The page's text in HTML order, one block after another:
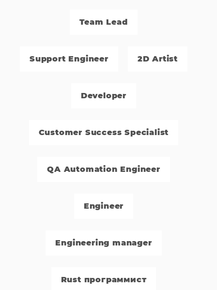
Team Lead
Support Engineer 2D Artist
Developer
Customer Success Specialist
QA Automation Engineer
Engineer
Engineering manager
Rust программист